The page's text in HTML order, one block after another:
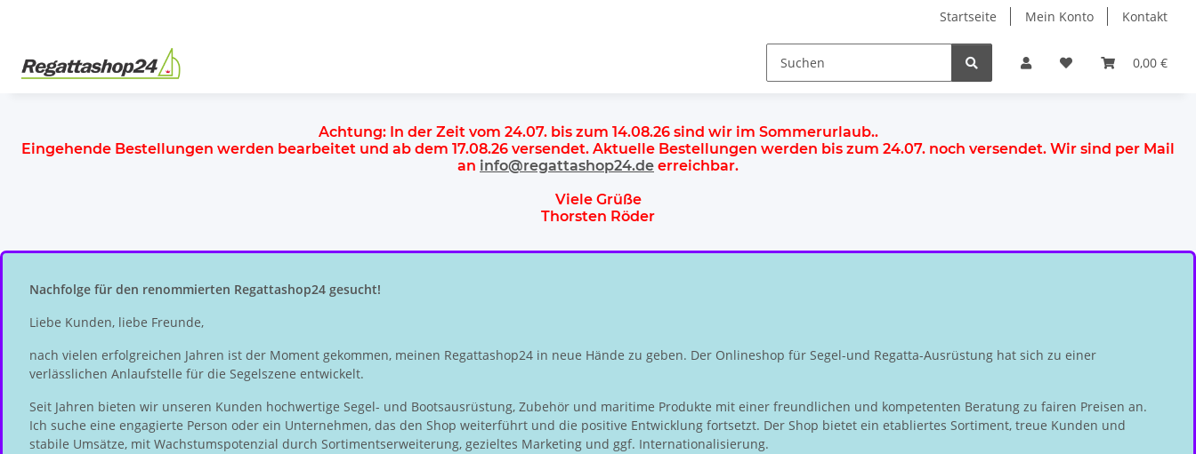
Startseite Mein Konto Kontakt
0,00 €
Achtung: In der Zeit vom 24.07. bis zum 14.08.26 sind wir im Sommerurlaub..
Eingehende Bestellungen werden bearbeitet und ab dem 17.08.26 versendet. Aktuelle Bestellungen werden bis zum 24.07. noch versendet. Wir sind per Mail
an info@regattashop24.de erreichbar.
Viele Grüße
Thorsten Röder
Nachfolge für den renommierten Regattashop24 gesucht!
Liebe Kunden, liebe Freunde,
nach vielen erfolgreichen Jahren ist der Moment gekommen, meinen Regattashop24 in neue Hände zu geben. Der Onlineshop für Segel-und Regatta-Ausrüstung hat sich zu einer
verlässlichen Anlaufstelle für die Segelszene entwickelt.
Seit Jahren bieten wir unseren Kunden hochwertige Segel- und Bootsausrüstung, Zubehör und maritime Produkte mit einer freundlichen und kompetenten Beratung zu fairen Preisen an.
Ich suche eine engagierte Person oder ein Unternehmen, das den Shop weiterführt und die positive Entwicklung fortsetzt. Der Shop bietet ein etabliertes Sortiment, treue Kunden und
stabile Umsätze, mit Wachstumspotenzial durch Sortimentserweiterung, gezieltes Marketing und ggf. Internationalisierung.